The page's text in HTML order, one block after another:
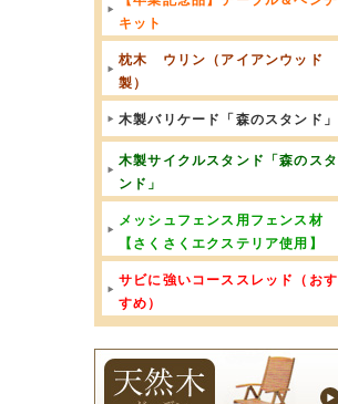
キット
枕木 ウリン（アイアンウッド
製）
木製バリケード「森のスタンド」
木製サイクルスタンド「森のスタ
ンド」
メッシュフェンス用フェンス材
【さくさくエクステリア使用】
サビに強いコーススレッド（おす
すめ）